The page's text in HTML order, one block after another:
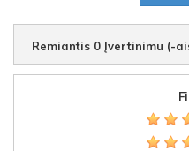
Remiantis 0 Įvertinimu (-